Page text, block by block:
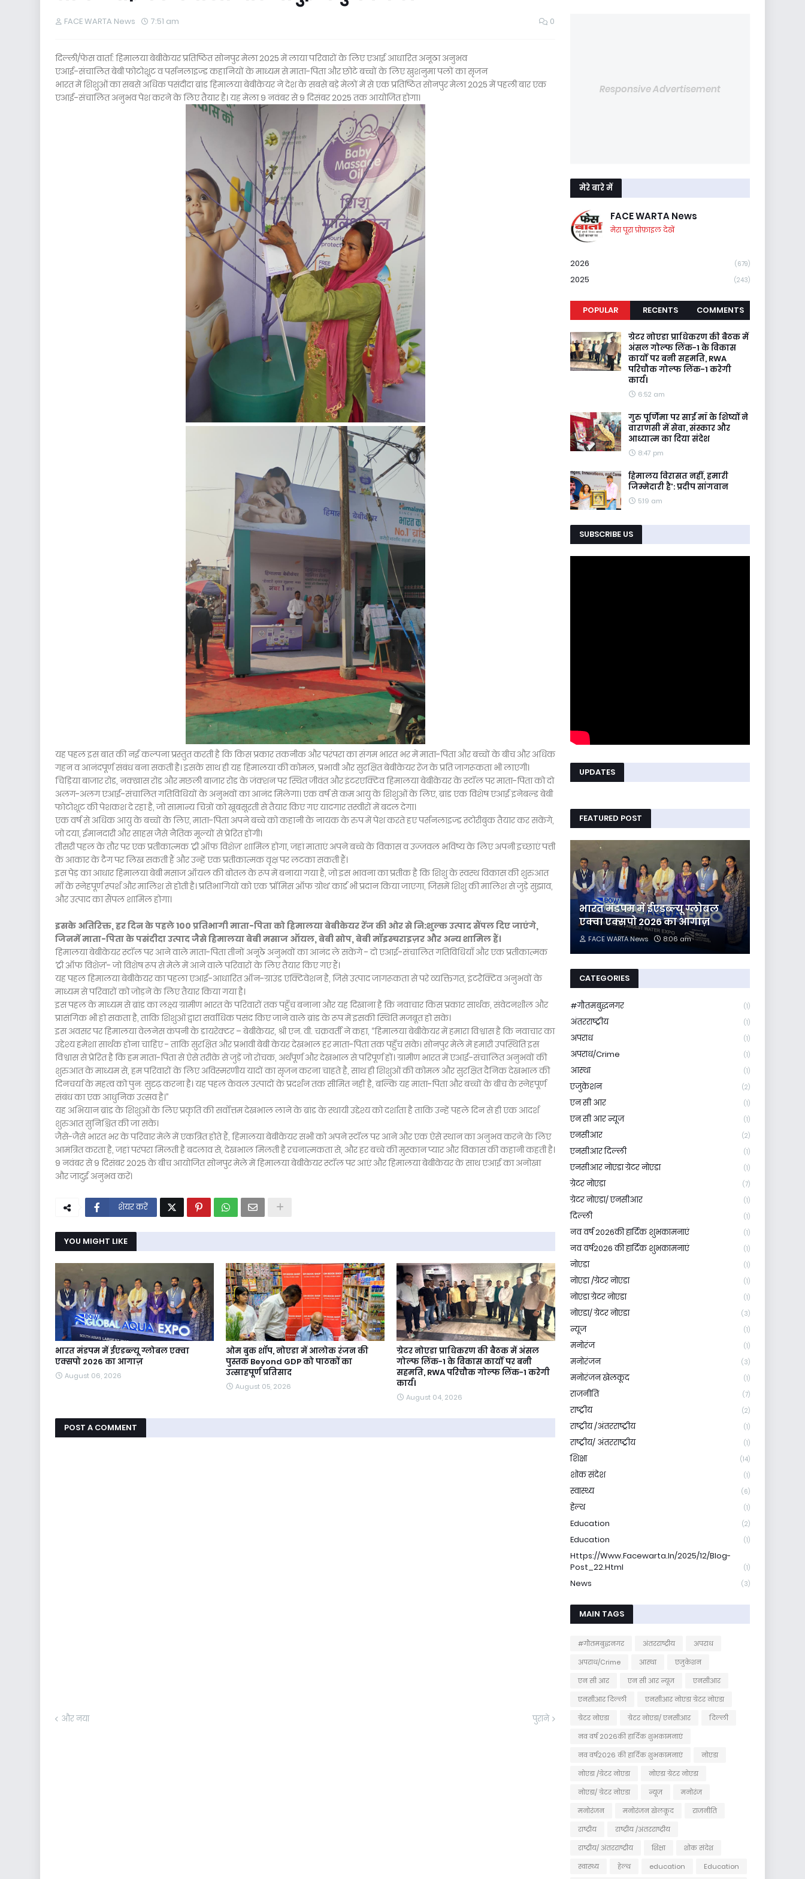
FACE WARTA News 7:51 am 0
दिल्ली/फेस वार्ता: हिमालया बेबीकेयर प्रतिष्ठित सोनपुर मेला 2025 में लाया परिवारों के लिए एआई आधारित अनूठा अनुभव
एआई-संचालित बेबी फोटोशूट व पर्सनलाइज्ड कहानियों के माध्यम से माता-पिता और छोटे बच्चों के लिए खुशनुमा पलों का सृजन
भारत में शिशुओं का सबसे अधिक पसंदीदा ब्रांड हिमालया बेबीकेयर ने देश के सबसे बड़े मेलों में से एक प्रतिष्ठित सोनपुर मेला 2025 में पहली बार एक
एआई-संचालित अनुभव पेश करने के लिए तैयार है। यह मेला 9 नवंबर से 9 दिसंबर 2025 तक आयोजित होगा।
यह पहल इस बात की नई कल्पना प्रस्तुत करती है कि किस प्रकार तकनीक और परंपरा का संगम भारत भर में माता-पिता और बच्चों के बीच और अधिक
गहन व आनंदपूर्ण संबंध बना सकती है। इसके साथ ही यह हिमालया की कोमल, प्रभावी और सुरक्षित बेबीकेयर रेंज के प्रति जागरूकता भी लाएगी।
चिड़िया बाजार रोड, नक्खास रोड और मछली बाजार रोड के जंक्शन पर स्थित जीवंत और इंटरएक्टिव हिमालया बेबीकेयर के स्टॉल पर माता-पिता को दो
अलग-अलग एआई-संचालित गतिविधियों के अनुभवों का आनंद मिलेगा। एक वर्ष से कम आयु के शिशुओं के लिए, ब्रांड एक विशेष एआई इनेबल्ड बेबी
फोटोशूट की पेशकश दे रहा है, जो सामान्य चित्रों को खूबसूरती से तैयार किए गए यादगार तस्वीरों में बदल देगा।
एक वर्ष से अधिक आयु के बच्चों के लिए, माता-पिता अपने बच्चे को कहानी के नायक के रुप में पेश करते हए पर्सनलाइज्ड स्टोरीबुक तैयार कर सकेंगे,
जो दया, ईमानदारी और साहस जैसे नैतिक मूल्यों से प्रेरित होंगी।
तीसरी पहल के तौर पर एक प्रतीकात्मक ‘ट्री ऑफ विशेज़’ शामिल होगा, जहां माताएं अपने बच्चे के विकास व उज्जवल भविष्य के लिए अपनी इच्छाएं पत्ती
के आकार के टैग पर लिख सकती हैं और उन्हें एक प्रतीकात्मक वृक्ष पर लटका सकती हैं।
इस पेड़ का आधार हिमालया बेबी मसाज ऑयल की बोतल के रूप में बनाया गया है, जो इस भावना का प्रतीक है कि शिशु के स्वस्थ विकास की शुरुआत
माँ के स्नेहपूर्ण स्पर्श और मालिश से होती है। प्रतिभागियों को एक ‘प्रॉमिस ऑफ ग्रोथ’ कार्ड भी प्रदान किया जाएगा, जिसमें शिशु की मालिश से जुड़े सुझाव,
और उत्पाद का सैंपल शामिल होगा।
इसके अतिरिक्त, हर दिन के पहले 100 प्रतिभागी माता-पिता को हिमालया बेबीकेयर रेंज की ओर से नि:शुल्क उत्पाद सैंपल दिए जाएंगे,
जिनमें माता-पिता के पसंदीदा उत्पाद जैसे हिमालया बेबी मसाज ऑयल, बेबी सोप, बेबी मॉइस्चराइज़र और अन्य शामिल हैं।
हिमालया बेबीकेयर स्टॉल पर आने वाले माता-पिता तीनों अनूठे अनुभवों का आनंद ले सकेंगे - दो एआई-संचालित गतिविधियाँ और एक प्रतीकात्मक
‘ट्री ऑफ विशेज़’- जो विशेष रूप से मेले में आने वाले परिवारों के लिए तैयार किए गए हैं।
यह पहल हिमालया बेबीकेयर का पहला एआई-आधारित ऑन-ग्राउंड एक्टिवेशन है, जिसे उत्पाद जागरूकता से परे व्यक्तिगत, इंटरैक्टिव अनुभवों के
माध्यम से परिवारों को जोड़ने के लिए तैयार किया गया है।
इस पहल के माध्यम से ब्रांड का लक्ष्य ग्रामीण भारत के परिवारों तक पहुँच बनाना और यह दिखाना है कि नवाचार किस प्रकार सार्थक, संवेदनशील और
प्रासंगिक भी हो सकता है, ताकि शिशुओं द्वारा सर्वाधिक पसंद किए जाने वाले ब्रांड के रूप में इसकी स्थिति मजबूत हो सके।
इस अवसर पर हिमालया वेलनेस कंपनी के डायरेक्टर – बेबीकेयर, श्री एन. वी. चक्रवर्ती ने कहा, “हिमालया बेबीकेयर में हमारा विश्वास है कि नवाचार का
उद्देश्य हमेशा सार्थक होना चाहिए - ताकि सुरक्षित और प्रभावी बेबी केयर देखभाल हर माता-पिता तक पहुँच सके। सोनपुर मेले में हमारी उपस्थिति इस
विश्वास से प्रेरित है कि हम माता-पिता से ऐसे तरीक़े से जुड़ें जो रोचक, अर्थपूर्ण और देखभाल से परिपूर्ण हों। ग्रामीण भारत में एआई-संचालित अनुभवों की
शुरुआत के माध्यम से, हम परिवारों के लिए अविस्मरणीय यादों का सृजन करना चाहते है, साथ ही शिशुओं की कोमल और सुरक्षित दैनिक देखभाल की
दिनचर्या के महत्व को पुनः सुदृढ़ करना है। यह पहल केवल उत्पादों के प्रदर्शन तक सीमित नहीं है, बल्कि यह माता-पिता और बच्चों के बीच के स्नेहपूर्ण
संबंध का एक आधुनिक उत्सव है।”
यह अभियान ब्रांड के शिशुओं के लिए प्रकृति की सर्वोत्तम देखभाल लाने के ब्रांड के स्थायी उद्देश्य को दर्शाता है ताकि उन्हें पहले दिन से ही एक आदर्श
शुरुआत सुनिश्चित की जा सके।
जैसे-जैसे भारत भर के परिवार मेले में एकत्रित होते हैं, हिमालया बेबीकेयर सभी को अपने स्टॉल पर आने और एक ऐसे स्थान का अनुभव करने के लिए
आमंत्रित करता है, जहां परंपरा मिलती है बदलाव से, देखभाल मिलती है रचनात्मकता से, और हर बच्चे की मुस्कान प्यार और विकास की कहानी कहती है।
9 नवंबर से 9 दिसंबर 2025 के बीच आयोजित सोनपुर मेले में हिमालया बेबीकेयर स्टॉल पर आएं और हिमालया बेबीकेयर के साथ एआई का अनोखा
और जादुई अनुभव करें।
शेयर करें
YOU MIGHT LIKE
भारत मंडपम में ईएडब्ल्यू ग्लोबल एक्वा
एक्सपो 2026 का आगाज़
August 06, 2026
ओम बुक शॉप, नोएडा में आलोक रंजन की
पुस्तक Beyond GDP को पाठकों का
उत्साहपूर्ण प्रतिसाद
August 05, 2026
ग्रेटर नोएडा प्राधिकरण की बैठक में अंसल
गोल्फ लिंक-1 के विकास कार्यों पर बनी
सहमति, RWA परिचौक गोल्फ लिंक-1 करेगी
कार्य।
August 04, 2026
POST A COMMENT
और नया पुराने
Responsive Advertisement
मेरे बारे में
FACE WARTA News
मेरा पूरा प्रोफ़ाइल देखें
2026 (679)
2025 (243)
POPULAR RECENTS COMMENTS
ग्रेटर नोएडा प्राधिकरण की बैठक में
अंसल गोल्फ लिंक-1 के विकास
कार्यों पर बनी सहमति, RWA
परिचौक गोल्फ लिंक-1 करेगी
कार्य।
6:52 am
गुरु पूर्णिमा पर साईं माँ के शिष्यों ने
वाराणसी में सेवा, संस्कार और
आध्यात्म का दिया संदेश
8:47 pm
हिमालय विरासत नहीं, हमारी
जिम्मेदारी है': प्रदीप सांगवान
5:19 am
SUBSCRIBE US
UPDATES
FEATURED POST
भारत मंडपम में ईएडब्ल्यू ग्लोबल
एक्वा एक्सपो 2026 का आगाज़
FACE WARTA News 8:06 am
CATEGORIES
#गौतमबुद्धनगर (1)
अंतरराष्ट्रीय (1)
अपराध (1)
अपराध/Crime (1)
आस्था (1)
एजुकेशन (2)
एन सी आर (1)
एन सी आर न्यूज (1)
एनसीआर (2)
एनसीआर दिल्ली (1)
एनसीआर नोएडा ग्रेटर नोएडा (1)
ग्रेटर नोएडा (7)
ग्रेटर नोएडा/ एनसीआर (1)
दिल्ली (1)
नव वर्ष 2026की हार्दिक शुभकामनाएं (1)
नव वर्ष2026 की हार्दिक शुभकामनाएं (1)
नोएडा (1)
नोएडा /ग्रेटर नोएडा (1)
नोएडा ग्रेटर नोएडा (1)
नोएडा/ ग्रेटर नोएडा (3)
न्यूज (1)
मनोरंज (1)
मनोरंजन (3)
मनोरंजन खेलकूद (1)
राजनीति (7)
राष्ट्रीय (2)
राष्ट्रीय /अंतरराष्ट्रीय (1)
राष्ट्रीय/ अंतरराष्ट्रीय (1)
शिक्षा (14)
शोक संदेश (1)
स्वास्थ्य (6)
हेल्थ (1)
Education (2)
Education (1)
Https://www.facewarta.in/2025/12/blog-
Post_22.html
(1)
News (3)
MAIN TAGS
#गौतमबुद्धनगर अंतरराष्ट्रीय
अपराध
अपराध/Crime
आस्था
एजुकेशन
एन सी आर
एन सी आर न्यूज
एनसीआर
एनसीआर दिल्ली
एनसीआर नोएडा ग्रेटर नोएडा
ग्रेटर नोएडा
ग्रेटर नोएडा/ एनसीआर
दिल्ली
नव वर्ष 2026की हार्दिक शुभकामनाएं
नव वर्ष2026 की हार्दिक शुभकामनाएं
नोएडा
नोएडा /ग्रेटर नोएडा
नोएडा ग्रेटर नोएडा
नोएडा/ ग्रेटर नोएडा
न्यूज
मनोरंज
मनोरंजन
मनोरंजन खेलकूद
राजनीति
राष्ट्रीय
राष्ट्रीय /अंतरराष्ट्रीय
राष्ट्रीय/ अंतरराष्ट्रीय
शिक्षा
शोक संदेश
स्वास्थ्य
हेल्थ education Education